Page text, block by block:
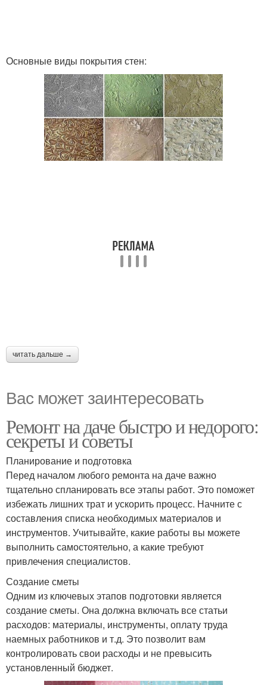
Основные виды покрытия стен:
читать дальше →
Вас может заинтересовать
Ремонт на даче быстро и недорого:
секреты и советы
Планирование и подготовка
Перед началом любого ремонта на даче важно
тщательно спланировать все этапы работ. Это поможет
избежать лишних трат и ускорить процесс. Начните с
составления списка необходимых материалов и
инструментов. Учитывайте, какие работы вы можете
выполнить самостоятельно, а какие требуют
привлечения специалистов.
Создание сметы
Одним из ключевых этапов подготовки является
создание сметы. Она должна включать все статьи
расходов: материалы, инструменты, оплату труда
наемных работников и т.д. Это позволит вам
контролировать свои расходы и не превысить
установленный бюджет.